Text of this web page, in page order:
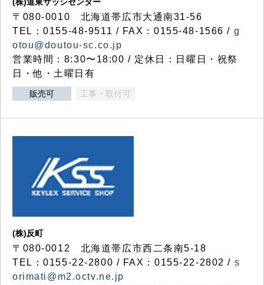
〒080-0010 北海道帯広市大通南31-56
TEL：0155-48-9511 / FAX：0155-48-1566 / g
otou@doutou-sc.co.jp
営業時間：8:30〜18:00 / 定休日：日曜日・祝祭
日・他・土曜日有
販売可 工事・取付可
(株)反町
〒080-0012 北海道帯広市西二条南5-18
TEL：0155-22-2800 / FAX：0155-22-2802 / s
orimati@m2.octv.ne.jp